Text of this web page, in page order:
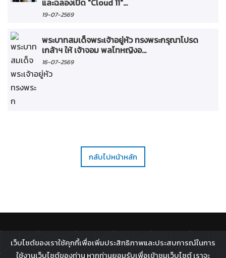
และฉลองเปิด "Cloud 11"...
19-07-2569
พระบาทสมเด็จพระเจ้าอยู่หัว ทรงพระกรุณาโปรด
เกล้าฯ ให้ เจ้าจอม พลโทหญิงอ...
16-07-2569
กลับไปหน้าหลัก
All rights reserved - 2026 © Broadcast Thai Television
เว็บไซต์ของเราใช้คุกกี้เพื่อเพิ่มประสิทธิภาพและประสบการณ์ในการ
ใช้งานเว็บไซต์ของท่าน หากท่านยอมรับเพื่อเข้าชมเว็บไซต์ เราจะ